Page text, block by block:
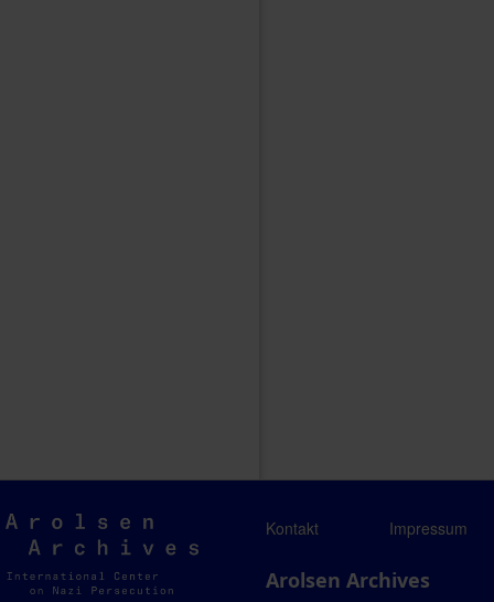
Arolsen
Archives
Kontakt Impressum
Arolsen Archives